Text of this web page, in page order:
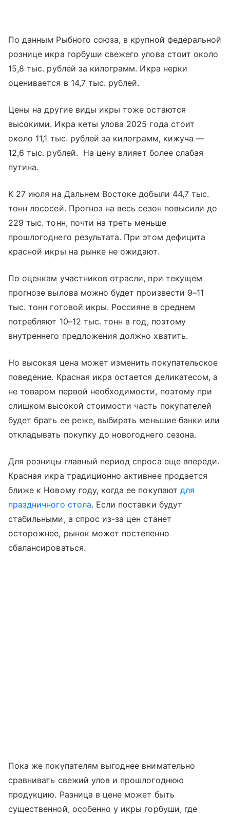
По данным Рыбного союза, в крупной федеральной
рознице икра горбуши свежего улова стоит около
15,8 тыс. рублей за килограмм. Икра нерки
оценивается в 14,7 тыс. рублей.
Цены на другие виды икры тоже остаются
высокими. Икра кеты улова 2025 года стоит
около 11,1 тыс. рублей за килограмм, кижуча —
12,6 тыс. рублей. На цену влияет более слабая
путина.
К 27 июля на Дальнем Востоке добыли 44,7 тыс.
тонн лососей. Прогноз на весь сезон повысили до
229 тыс. тонн, почти на треть меньше
прошлогоднего результата. При этом дефицита
красной икры на рынке не ожидают.
По оценкам участников отрасли, при текущем
прогнозе вылова можно будет произвести 9–11
тыс. тонн готовой икры. Россияне в среднем
потребляют 10–12 тыс. тонн в год, поэтому
внутреннего предложения должно хватить.
Но высокая цена может изменить покупательское
поведение. Красная икра остается деликатесом, а
не товаром первой необходимости, поэтому при
слишком высокой стоимости часть покупателей
будет брать ее реже, выбирать меньшие банки или
откладывать покупку до новогоднего сезона.
Для розницы главный период спроса еще впереди.
Красная икра традиционно активнее продается
ближе к Новому году, когда ее покупают для
праздничного стола. Если поставки будут
стабильными, а спрос из-за цен станет
осторожнее, рынок может постепенно
сбалансироваться.
Пока же покупателям выгоднее внимательно
сравнивать свежий улов и прошлогоднюю
продукцию. Разница в цене может быть
существенной, особенно у икры горбуши, где